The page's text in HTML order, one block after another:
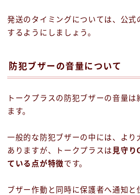
発送のタイミングについては、公式
するようにしましょう。
防犯ブザーの音量について
トークプラスの防犯ブザーの音量
ます。
一般的な防犯ブザーの中には、より
ありますが、トークプラスは 見守り
ている点が特徴です。
ブザー作動と同時に保護者へ通知と